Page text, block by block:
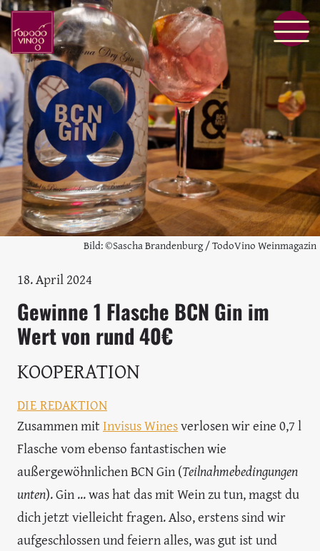
Bild: ©Sascha Brandenburg / TodoVino Weinmagazin
18. April 2024
Gewinne 1 Flasche BCN Gin im
Wert von rund 40€
KOOPERATION
DIE REDAKTION
Zusammen mitInvisus Winesverlosen wir eine 0,7 l
Flasche vom ebenso fantastischen wie
außergewöhnlichen BCN Gin (Teilnahmebedingungen
unten). Gin ... was hat das mit Wein zu tun, magst du
dich jetzt vielleicht fragen. Also, erstens sind wir
aufgeschlossen und feiern alles, was gut ist und